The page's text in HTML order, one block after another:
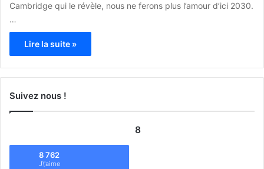
Cambridge qui le révèle, nous ne ferons plus l’amour d’ici 2030.
…
Lire la suite »
Suivez nous !
8
8 762
J\'aime